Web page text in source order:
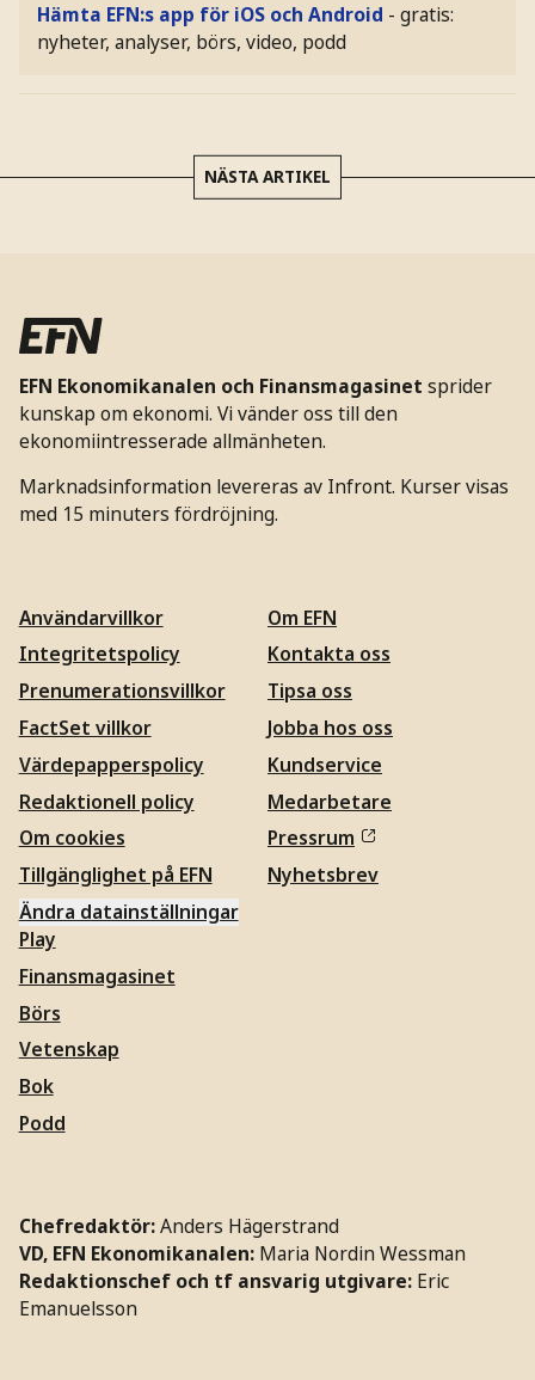
Hämta EFN:s app för iOS och Android - gratis:
nyheter, analyser, börs, video, podd
NÄSTA ARTIKEL
EFN Ekonomikanalen och Finansmagasinet sprider
kunskap om ekonomi. Vi vänder oss till den
ekonomiintresserade allmänheten.
Marknadsinformation levereras av Infront. Kurser visas
med 15 minuters fördröjning.
Användarvillkor
Integritetspolicy
Prenumerationsvillkor
FactSet villkor
Värdepapperspolicy
Redaktionell policy
Om cookies
Tillgänglighet på EFN
Ändra datainställningar
Om EFN
Kontakta oss
Tipsa oss
Jobba hos oss
Kundservice
Medarbetare
Pressrum
Nyhetsbrev
Play
Finansmagasinet
Börs
Vetenskap
Bok
Podd
Chefredaktör:Anders Hägerstrand
VD, EFN Ekonomikanalen: Maria Nordin Wessman
Redaktionschef och tf ansvarig utgivare: Eric
Emanuelsson